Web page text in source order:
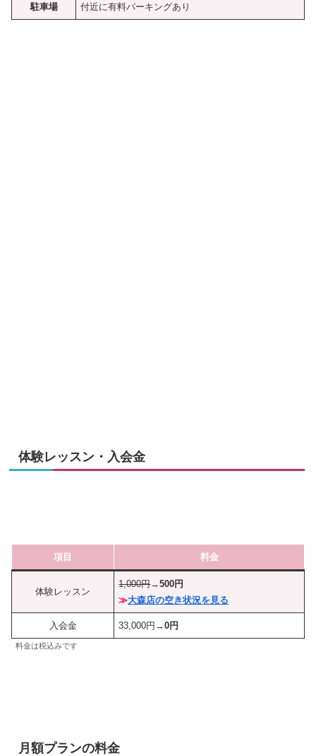
駐車場 付近に有料パーキングあり
体験レッスン・入会金
項目 料金
体験レッスン
1,000円→500円
≫大森店の空き状況を見る
入会金 33,000円→0円
料金は税込みです
月額プランの料金